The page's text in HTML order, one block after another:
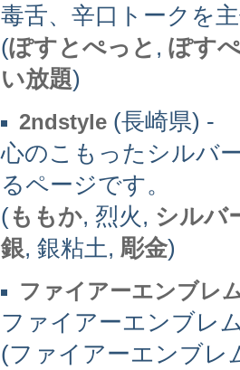
毒舌、辛口トークを
(ぽすとぺっと , ぽす
い放題)
2ndstyle (長崎県) -
心のこもったシルバ
るページです。
(ももか, 烈火, シルバ
銀, 銀粘土, 彫金)
ファイアーエンブレ
ファイアーエンブレ
(ファイアーエンブレ